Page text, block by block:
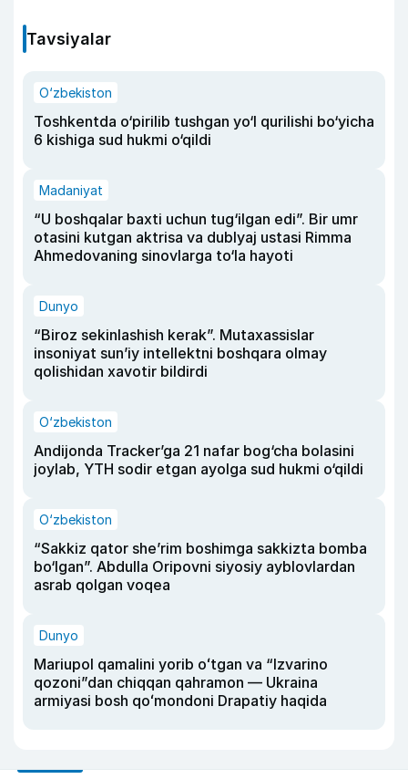
Tavsiyalar
O‘zbekiston
Toshkentda o‘pirilib tushgan yo‘l qurilishi bo‘yicha
6 kishiga sud hukmi o‘qildi
Madaniyat
“U boshqalar baxti uchun tug‘ilgan edi”. Bir umr
otasini kutgan aktrisa va dublyaj ustasi Rimma
Ahmedovaning sinovlarga to‘la hayoti
Dunyo
“Biroz sekinlashish kerak”. Mutaxassislar
insoniyat sun’iy intellektni boshqara olmay
qolishidan xavotir bildirdi
O‘zbekiston
Andijonda Tracker’ga 21 nafar bog‘cha bolasini
joylab, YTH sodir etgan ayolga sud hukmi o‘qildi
O‘zbekiston
“Sakkiz qator she’rim boshimga sakkizta bomba
bo‘lgan”. Abdulla Oripovni siyosiy ayblovlardan
asrab qolgan voqea
Dunyo
Mariupol qamalini yorib oʻtgan va “Izvarino
qozoni”dan chiqqan qahramon — Ukraina
armiyasi bosh qoʻmondoni Drapatiy haqida